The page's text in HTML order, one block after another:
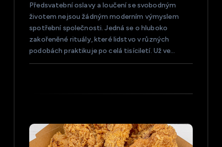
Předsvatební oslavy a loučení se svobodným
životem nejsou žádným moderním výmyslem
spotřební společnosti. Jedná se o hluboko
zakořeněné rituály, které lidstvo v různých
podobách praktikuje po celá tisíciletí. Už ve…